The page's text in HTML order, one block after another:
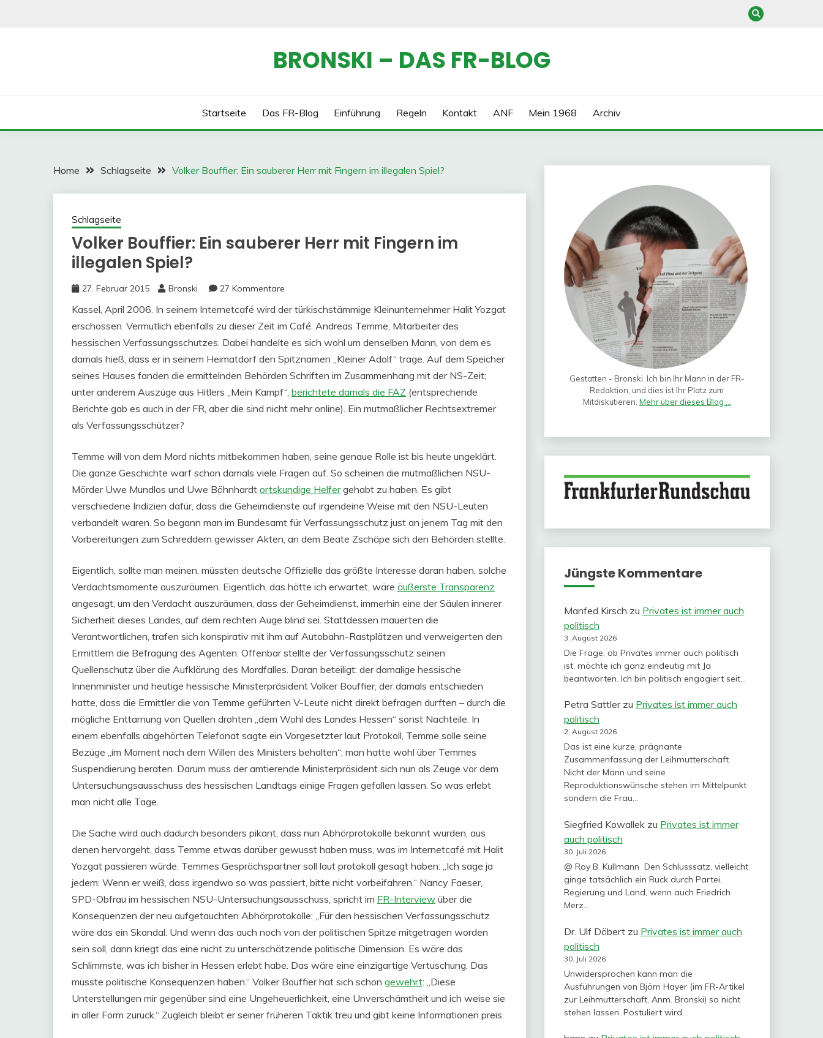
BRONSKI – DAS FR-BLOG
Startseite Das FR-Blog Einführung Regeln Kontakt ANF Mein 1968 Archiv
Home Schlagseite Volker Bouffier: Ein sauberer Herr mit Fingern im illegalen Spiel?
Schlagseite
Volker Bouffier: Ein sauberer Herr mit Fingern im
illegalen Spiel?
27. Februar 2015 Bronski 27 Kommentare
Kassel, April 2006. In seinem Internetcafé wird der türkischstämmige Kleinunternehmer Halit Yozgat
erschossen. Vermutlich ebenfalls zu dieser Zeit im Café: Andreas Temme, Mitarbeiter des
hessischen Verfassungsschutzes. Dabei handelte es sich wohl um denselben Mann, von dem es
damals hieß, dass er in seinem Heimatdorf den Spitznamen „Kleiner Adolf“ trage. Auf dem Speicher
seines Hauses fanden die ermittelnden Behörden Schriften im Zusammenhang mit der NS-Zeit;
unter anderem Auszüge aus Hitlers „Mein Kampf“, berichtete damals die FAZ (entsprechende
Berichte gab es auch in der FR, aber die sind nicht mehr online). Ein mutmaßlicher Rechtsextremer
als Verfassungsschützer?
Temme will von dem Mord nichts mitbekommen haben, seine genaue Rolle ist bis heute ungeklärt.
Die ganze Geschichte warf schon damals viele Fragen auf. So scheinen die mutmaßlichen NSU-
Mörder Uwe Mundlos und Uwe Böhnhardt ortskundige Helfergehabt zu haben. Es gibt
verschiedene Indizien dafür, dass die Geheimdienste auf irgendeine Weise mit den NSU-Leuten
verbandelt waren. So begann man im Bundesamt für Verfassungsschutz just an jenem Tag mit den
Vorbereitungen zum Schreddern gewisser Akten, an dem Beate Zschäpe sich den Behörden stellte.
Eigentlich, sollte man meinen, müssten deutsche Offizielle das größte Interesse daran haben, solche
Verdachtsmomente auszuräumen. Eigentlich, das hätte ich erwartet, wäre äußerste Transparenz
angesagt, um den Verdacht auszuräumen, dass der Geheimdienst, immerhin eine der Säulen innerer
Sicherheit dieses Landes, auf dem rechten Auge blind sei. Stattdessen mauerten die
Verantwortlichen, trafen sich konspirativ mit ihm auf Autobahn-Rastplätzen und verweigerten den
Ermittlern die Befragung des Agenten. Offenbar stellte der Verfassungsschutz seinen
Quellenschutz über die Aufklärung des Mordfalles. Daran beteiligt: der damalige hessische
Innenminister und heutige hessische Ministerpräsident Volker Bouffier, der damals entschieden
hatte, dass die Ermittler die von Temme geführten V-Leute nicht direkt befragen durften – durch die
mögliche Enttarnung von Quellen drohten „dem Wohl des Landes Hessen“ sonst Nachteile. In
einem ebenfalls abgehörten Telefonat sagte ein Vorgesetzter laut Protokoll, Temme solle seine
Bezüge „im Moment nach dem Willen des Ministers behalten“; man hatte wohl über Temmes
Suspendierung beraten. Darum muss der amtierende Ministerpräsident sich nun als Zeuge vor dem
Untersuchungsausschuss des hessischen Landtags einige Fragen gefallen lassen. So was erlebt
man nicht alle Tage.
Die Sache wird auch dadurch besonders pikant, dass nun Abhörprotokolle bekannt wurden, aus
denen hervorgeht, dass Temme etwas darüber gewusst haben muss, was im Internetcafé mit Halit
Yozgat passieren würde. Temmes Gesprächspartner soll laut protokoll gesagt haben: „Ich sage ja
jedem: Wenn er weiß, dass irgendwo so was passiert, bitte nicht vorbeifahren.“ Nancy Faeser,
SPD-Obfrau im hessischen NSU-Untersuchungsausschuss, spricht im FR-Interview über die
Konsequenzen der neu aufgetauchten Abhörprotokolle: „Für den hessischen Verfassungsschutz
wäre das ein Skandal. Und wenn das auch noch von der politischen Spitze mitgetragen worden
sein soll, dann kriegt das eine nicht zu unterschätzende politische Dimension. Es wäre das
Schlimmste, was ich bisher in Hessen erlebt habe. Das wäre eine einzigartige Vertuschung. Das
müsste politische Konsequenzen haben.“ Volker Bouffier hat sich schon gewehrt: „Diese
Unterstellungen mir gegenüber sind eine Ungeheuerlichkeit, eine Unverschämtheit und ich weise sie
in aller Form zurück.“ Zugleich bleibt er seiner früheren Taktik treu und gibt keine Informationen preis.
Gestatten - Bronski. Ich bin Ihr Mann in der FR-
Redaktion, und dies ist Ihr Platz zum
Mitdiskutieren. Mehr über dieses Blog ...
Jüngste Kommentare
Manfed Kirsch zu Privates ist immer auch
politisch
3. August 2026
Die Frage, ob Privates immer auch politisch
ist, möchte ich ganz eindeutig mit Ja
beantworten. Ich bin politisch engagiert seit…
Petra Sattlerzu Privates ist immer auch
politisch
2. August 2026
Das ist eine kurze, prägnante
Zusammenfassung der Leihmutterschaft.
Nicht der Mann und seine
Reproduktionswünsche stehen im Mittelpunkt
sondern die Frau…
Siegfried Kowallekzu Privates ist immer
auch politisch
30. Juli 2026
@ Roy B. Kullmann Den Schlusssatz, vielleicht
ginge tatsächlich ein Ruck durch Partei,
Regierung und Land, wenn auch Friedrich
Merz…
Dr. Ulf Döbertzu Privates ist immer auch
politisch
30. Juli 2026
Unwidersprochen kann man die
Ausführungen von Björn Hayer (im FR-Artikel
zur Leihmutterschaft, Anm. Bronski) so nicht
stehen lassen. Postuliert wird…